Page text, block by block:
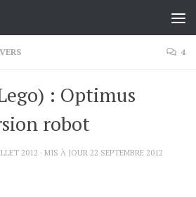
4
: Optimus
robot
2012 · MIS À JOUR 22 SEPTEMBRE 2012